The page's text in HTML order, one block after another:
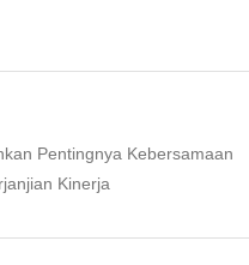
Pentingnya Kebersamaan
Kinerja